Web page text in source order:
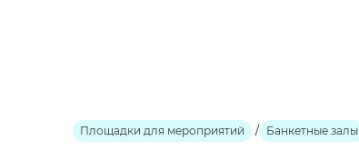
Площадки для мероприятий / Банкетные залы